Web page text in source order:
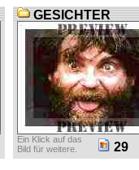
GESICHTER
Ein Klick auf das
Bild für weitere.
29